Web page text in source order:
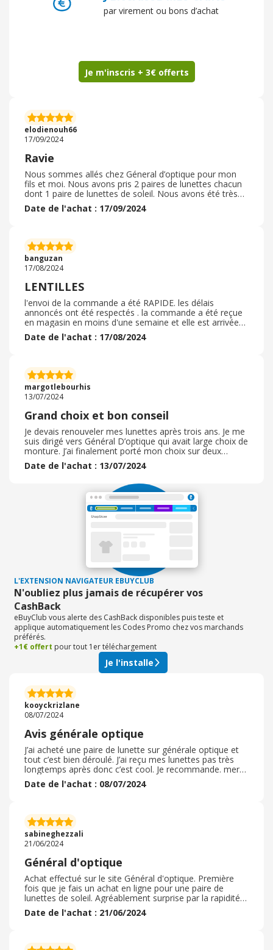
par virement ou bons d’achat
Je m'inscris + 3€ offerts
elodienouh66
17/09/2024
Ravie
Nous sommes allés chez Géneral d’optique pour mon
fils et moi. Nous avons pris 2 paires de lunettes chacun
dont 1 paire de lunettes de soleil. Nous avons été très
bien conseillé, le personnel est disponible et à l’écoute
ce qui est fort agréable. Il y en à vraiment pour tout les
correspondent lors de la remise. Tout est clair, autant
les explications que la facture. Aucun regret je
recommande fortement.
Date de l'achat : 17/09/2024
banguzan
17/08/2024
LENTILLES
l'envoi de la commande a été RAPIDE. les délais
annoncés ont été respectés . la commande a été reçue
en magasin en moins d'une semaine et elle est arrivée
dans le magasin trois jours avant la date prévue. Un mail
a été envoyé lors de la validation de la commande, de
fournisseurs. le seul bémol, la facture . elle n'est
disponible que sur internet via l'adresse mail mais elle
n'est pas transmise par le magasin lors de la réception
des produits. je recommanderai sur le site GENERALE
OPTIQUE
Date de l'achat : 17/08/2024
margotlebourhis
13/07/2024
Grand choix et bon conseil
Je devais renouveler mes lunettes après trois ans. Je me
suis dirigé vers Général D’optique qui avait large choix de
monture. J’ai finalement porté mon choix sur deux
montures avec verres avec les offres que proposait le
magasin. La conseillère était de très bon conseil. Je
des lentilles et je me réapprovisionne chez eux. Il ont
une carte fidélité très intéressent pour les lentilles se qui
est rare et bien pratique étant donné le reste à charge
Date de l'achat : 13/07/2024
L'EXTENSION NAVIGATEUR EBUYCLUB
N'oubliez plus jamais de récupérer vos
CashBack
eBuyClub vous alerte des CashBack disponibles puis teste et
applique automatiquement les Codes Promo chez vos marchands
préférés.
+1€ offert pour tout 1er téléchargement
Je l'installe
kooyckrizlane
08/07/2024
Avis générale optique
J’ai acheté une paire de lunette sur générale optique et
tout c’est bien déroulé. J’ai reçu mes lunettes pas très
longtemps après donc c’est cool. Je recommande. merci
beaucoup de ta participation à ce magnifique concours
je vais le partager à mon fils qui a un très beau prénom
te fais de grosses gros sac et merci pour tout ce travail
que tu fais très bonne continuation je t’embrasse bien
sûr.
Date de l'achat : 08/07/2024
sabineghezzali
21/06/2024
Général d'optique
Achat effectué sur le site Général d'optique. Première
fois que je fais un achat en ligne pour une paire de
lunettes de soleil. Agréablement surprise par la rapidité
de préparation. Un accueil très chaleureux en boutique.
Au niveau des tarifs j'ai pu avoir pour ma fille un
renouveler l'expérience. Sans compter sur le cashback
Date de l'achat : 21/06/2024